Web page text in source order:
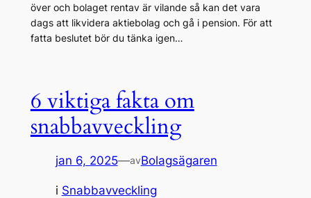
över och bolaget rentav är vilande så kan det vara
dags att likvidera aktiebolag och gå i pension. För att
fatta beslutet bör du tänka igen…
6 viktiga fakta om
snabbavveckling
jan 6, 2025—avBolagsägaren
i Snabbavveckling